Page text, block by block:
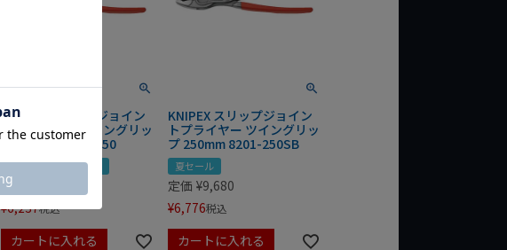
KNIPEX スリップジョイン
トプライヤー ツイングリッ
プ 250mm 8201-250
動画あり 夏セール
定価
¥6,237税込
カートに入れる
KNIPEX スリップジョイン
トプライヤー ツイングリッ
プ 250mm 8201-250SB
夏セール
定価 ¥9,680
¥6,776税込
カートに入れる